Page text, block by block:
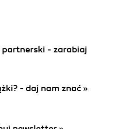
partnerski - zarabiaj
- daj nam znać »